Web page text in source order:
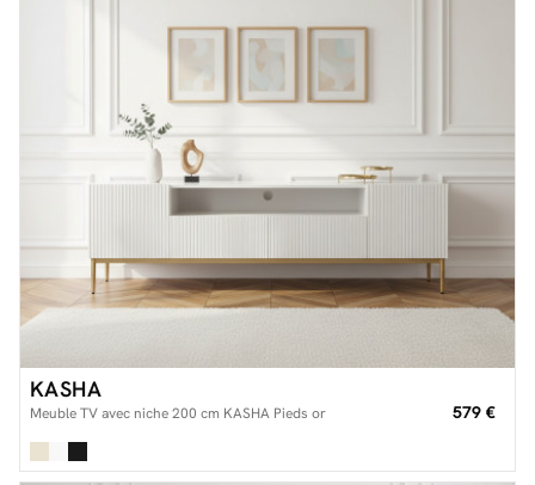
KASHA
Meuble TV avec niche 200 cm KASHA Pieds or 579 €